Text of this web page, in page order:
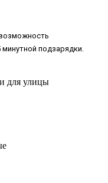
подзарядки.
для улицы